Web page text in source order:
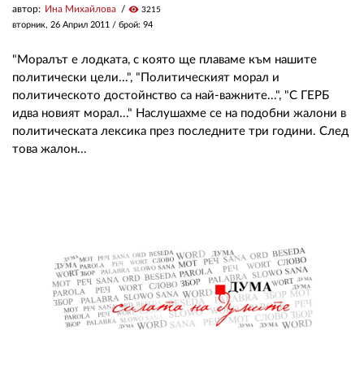
автор: Ина Михайлова visibility 3215
вторник, 26 Април 2011 / брой: 94
"Моралът е лодката, с която ще плаваме към нашите
политически цели...", "Политическият морал и
политическото достойнство са най-важните...", "С ГЕРБ
идва новият морал..." Наслушахме се на подобни жалони в
политическата лексика през последните три години. След
това жалон...